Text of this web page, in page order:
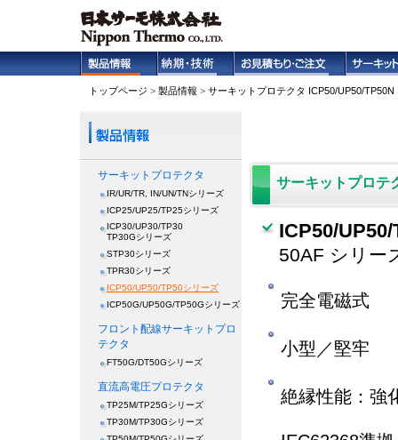
トップページ > 製品情報 > サーキットプロテクタ ICP50/UP50/TP50N
サーキットプロテクタ
IR/UR/TR, IN/UN/TNシリーズ
ICP25/UP25/TP25シリーズ
ICP30/UP30/TP30
TP30Gシリーズ
STP30シリーズ
TPR30シリーズ
ICP50/UP50/TP50シリーズ
ICP50G/UP50G/TP50Gシリーズ
フロント配線サーキットプロ
テクタ
FT50G/DT50Gシリーズ
直流高電圧プロテクタ
TP25M/TP25Gシリーズ
TP30M/TP30Gシリーズ
サーキットプロテ
ICP50/UP50/
50AF シリー
完全電磁式
小型／堅牢
絶縁性能：強